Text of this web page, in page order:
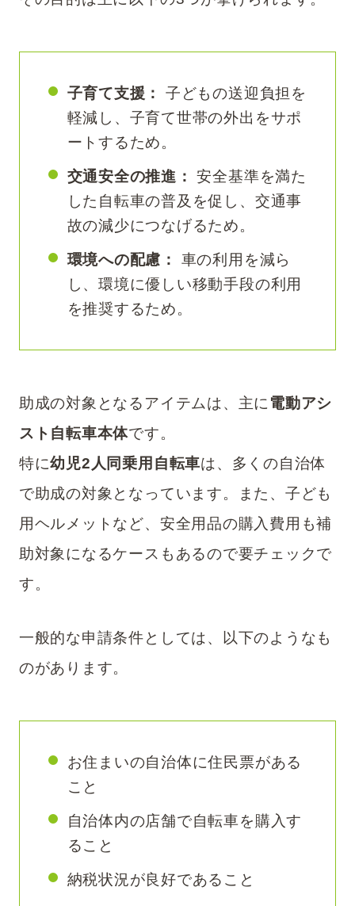
子育て支援：
子どもの送迎負担を
軽減し、子育て世帯の外出をサポ
ートするため。
交通安全の推進：
安全基準を満た
した自転車の普及を促し、交通事
故の減少につなげるため。
環境への配慮：
車の利用を減ら
し、環境に優しい移動手段の利用
を推奨するため。
助成の対象となるアイテムは、主に 電動アシ
スト自転車本体です。
特に幼児2人同乗用自転車は、多くの自治体
で助成の対象となっています。また、子ども
用ヘルメットなど、安全用品の購入費用も補
助対象になるケースもあるので要チェックで
す。
一般的な申請条件としては、以下のようなも
のがあります。
お住まいの自治体に住民票がある
こと
自治体内の店舗で自転車を購入す
ること
納税状況が良好であること